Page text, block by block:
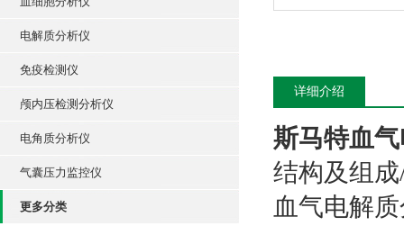
电解质分析仪
免疫检测仪
颅内压检测分析仪
电角质分析仪
气囊压力监控仪
更多分类
详细介绍
斯马特血
结构及组
血气电解